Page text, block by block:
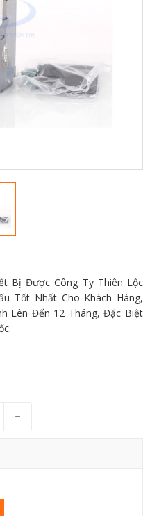
Bị Được Công Ty Thiên Lộc
Tốt Nhất Cho Khách Hàng,
Lên Đến 12 Tháng, Đặc Biệt